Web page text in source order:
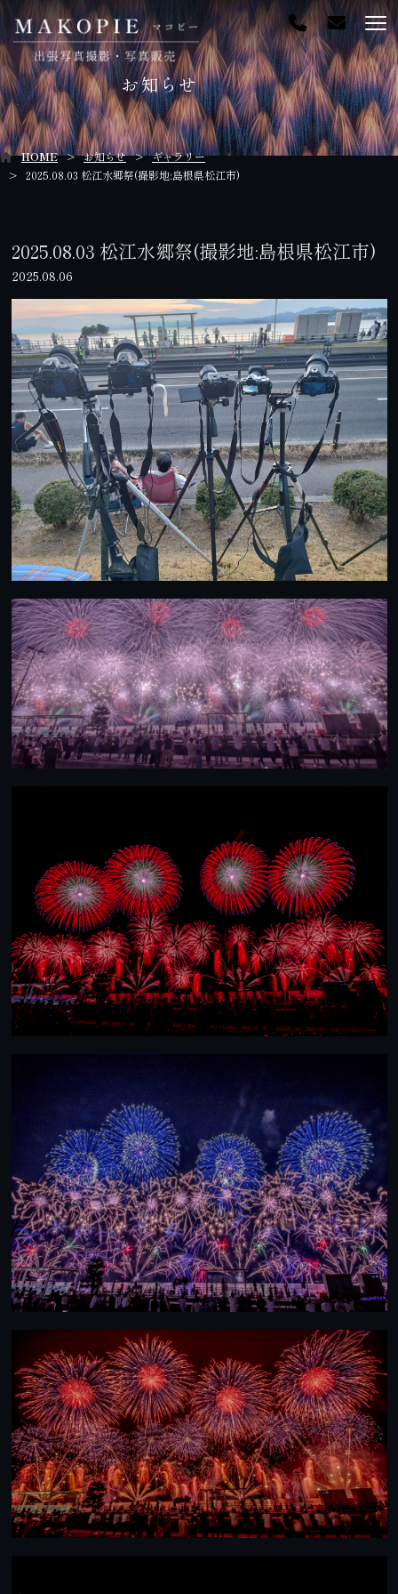
お知らせ
HOME お知らせ
ギャラリー
2025.08.03 松江水郷祭(撮影地:島根県松江市)
2025.08.03 松江水郷祭(撮影地:島根県松江市)
2025.08.06